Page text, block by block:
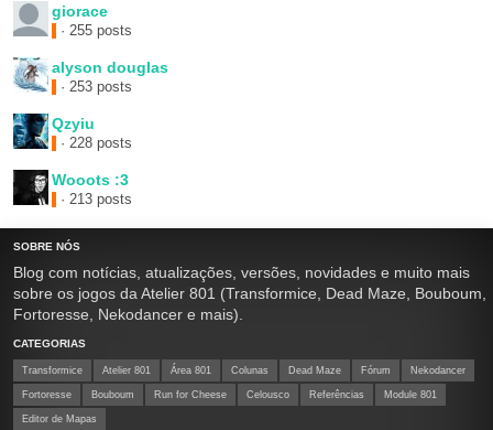
giorace
· 255 posts
alyson douglas
· 253 posts
Qzyiu
· 228 posts
Wooots :3
· 213 posts
SOBRE NÓS
Blog com notícias, atualizações, versões, novidades e muito mais
sobre os jogos da Atelier 801 (Transformice, Dead Maze, Bouboum,
Fortoresse, Nekodancer e mais).
CATEGORIAS
Transformice Atelier 801 Área 801 Colunas Dead Maze Fórum Nekodancer
Fortoresse Bouboum Run for Cheese Celousco Referências Module 801
Editor de Mapas